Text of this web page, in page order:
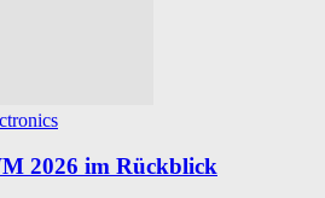
2026 im Rückblick